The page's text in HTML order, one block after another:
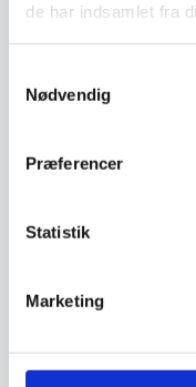
de har indsamlet fra
Nødvendig
Præferencer
Statistik
Marketing
Studo barstol –
meget flot…